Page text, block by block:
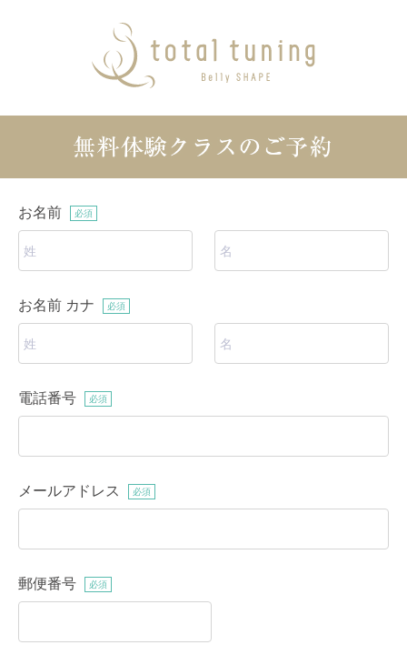
お名前 必須
お名前 カナ 必須
電話番号 必須
メールアドレス 必須
郵便番号 必須